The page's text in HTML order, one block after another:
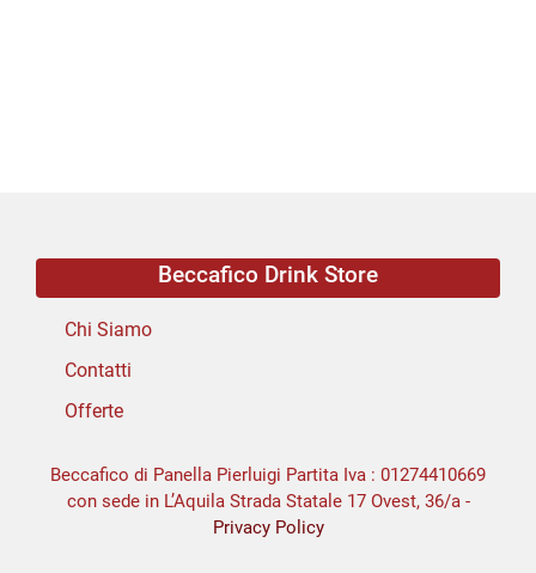
Beccafico Drink Store
Chi Siamo
Contatti
Offerte
Beccafico di Panella Pierluigi Partita Iva : 01274410669
con sede in L’Aquila Strada Statale 17 Ovest, 36/a -
Privacy Policy